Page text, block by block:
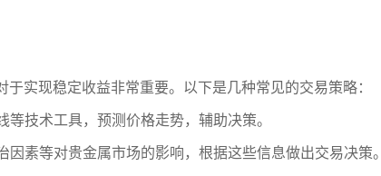
实现稳定收益非常重要。以下是几种常见的交易策略：
技术工具，预测价格走势，辅助决策。
素等对贵金属市场的影响，根据这些信息做出交易决策。